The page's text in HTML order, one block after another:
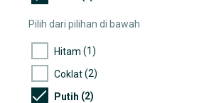
Pilih dari pilihan di bawah
Hitam (1)
Coklat(2)
Putih (2)